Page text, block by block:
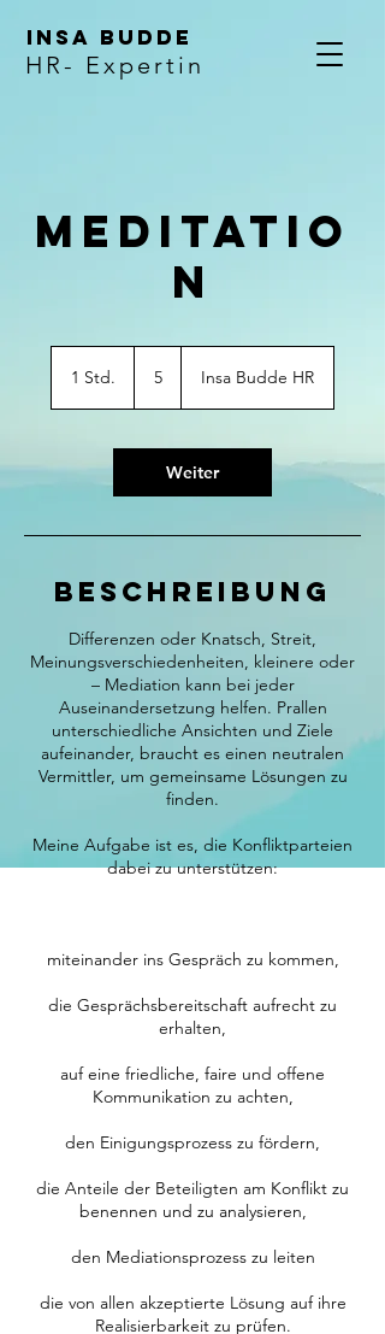
Insa Budde
HR- Expertin
Meditatio
n
1 Std.
d
5 Insa Budde HR
Weiter
Beschreibung
Differenzen oder Knatsch, Streit,
Meinungsverschiedenheiten, kleinere oder
– Mediation kann bei jeder
Auseinandersetzung helfen. Prallen
unterschiedliche Ansichten und Ziele
aufeinander, braucht es einen neutralen
Vermittler, um gemeinsame Lösungen zu
finden.
Meine Aufgabe ist es, die Konfliktparteien
dabei zu unterstützen:
miteinander ins Gespräch zu kommen,
die Gesprächsbereitschaft aufrecht zu
erhalten,
auf eine friedliche, faire und offene
Kommunikation zu achten,
den Einigungsprozess zu fördern,
die Anteile der Beteiligten am Konflikt zu
benennen und zu analysieren,
den Mediationsprozess zu leiten
die von allen akzeptierte Lösung auf ihre